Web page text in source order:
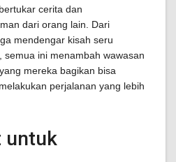
cerita dan
dari orang lain. Dari
mendengar kisah seru
ini menambah wawasan
mereka bagikan bisa
perjalanan yang lebih
untuk